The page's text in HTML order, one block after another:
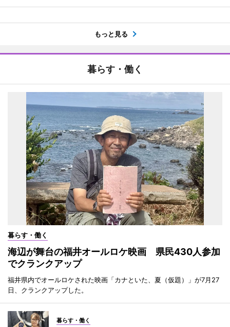
もっと見る
暮らす・働く
暮らす・働く
海辺が舞台の福井オールロケ映画 県民430人参加
でクランクアップ
福井県内でオールロケされた映画「カナといた、夏（仮題）」が7月27
日、クランクアップした。
暮らす・働く